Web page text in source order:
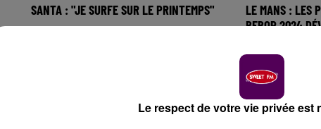
SANTA : "JE SURFE SUR LE PRINTEMPS"
LE MANS : LES
BEBOP 2024
Le respect de votre vie privée est